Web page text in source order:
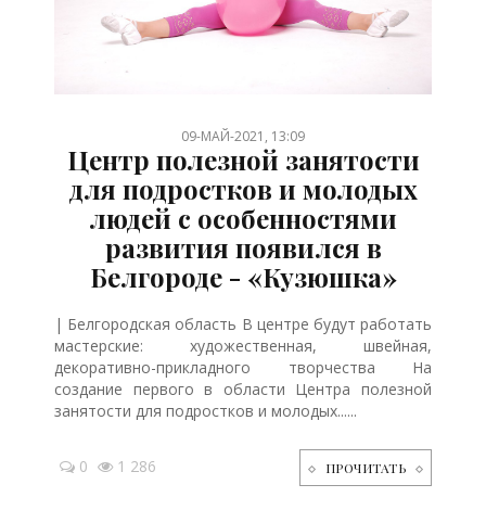
09-МАЙ-2021, 13:09
Центр полезной занятости
для подростков и молодых
людей с особенностями
развития появился в
Белгороде - «Кузюшка»
| Белгородская область В центре будут работать
мастерские: художественная, швейная,
декоративно-прикладного творчества На
создание первого в области Центра полезной
занятости для подростков и молодых......
0 1 286 ПРОЧИТАТЬ